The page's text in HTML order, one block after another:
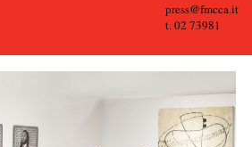
press@fmcca.it
t. 02 73981